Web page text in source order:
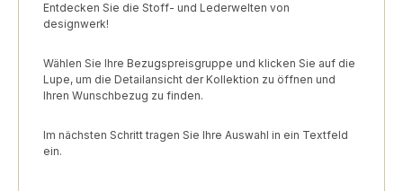
Entdecken Sie die Stoff- und Lederwelten von
designwerk!
Wählen Sie Ihre Bezugspreisgruppe und klicken Sie auf die
Lupe, um die Detailansicht der Kollektion zu öffnen und
Ihren Wunschbezug zu finden.
Im nächsten Schritt tragen Sie Ihre Auswahl in ein Textfeld
ein.